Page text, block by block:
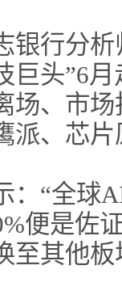
银行分
巨头”6
场、市
派、芯
：“全球
便是佐
至其他板